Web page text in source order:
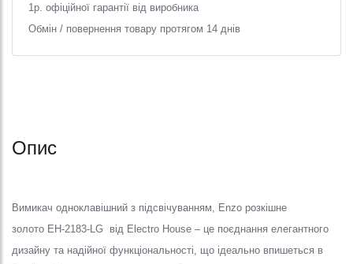
1р. офіційної гарантії від виробника
Обмін / повернення товару протягом 14 днів
Опис
Вимикач одноклавішний з підсвічуванням, Enzo розкішне
золото EH-2183-LG від Electro House – це поєднання елегантного
дизайну та надійної функціональності, що ідеально впишеться в